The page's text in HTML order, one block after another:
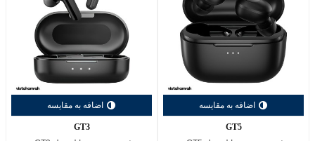
اضافه به مقایسه
GT5
اضافه به مقایسه
GT3